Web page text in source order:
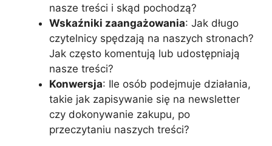
nasze treści i skąd pochodzą?
Wskaźniki zaangażowania: Jak długo
czytelnicy spędzają na naszych stronach?
Jak często komentują lub udostępniają
nasze treści?
Konwersja: Ile osób podejmuje działania,
takie jak zapisywanie się na newsletter
czy dokonywanie zakupu, po
przeczytaniu naszych treści?